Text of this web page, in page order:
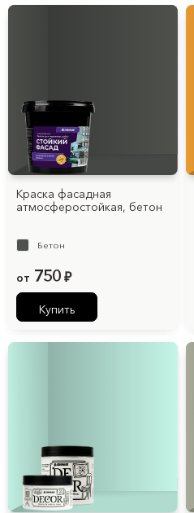
Краска фасадная
атмосферостойкая, бетон
Бетон
от 750 ₽
Купить